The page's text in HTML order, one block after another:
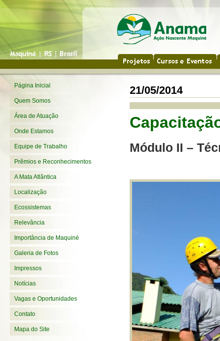
Página Inicial
Quem Somos
Área de Atuação
Onde Estamos
Equipe de Trabalho
Prêmios e Reconhecimentos
A Mata Atlântica
Localização
Ecossistemas
Relevância
Importância de Maquiné
Galeria de Fotos
Impressos
Notícias
Vagas e Oportunidades
Contato
Mapa do Site
21/05/2014
Módulo II –